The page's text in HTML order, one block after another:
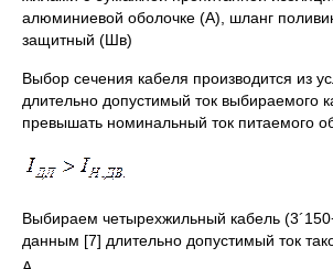
алюминиевой оболочке (А), шланг
защитный (Шв)
Выбор сечения кабеля производится из
длительно допустимый ток выбираемого
превышать номинальный ток питаемого
Выбираем четырехжильный кабель
данным [7] длительно допустимый ток